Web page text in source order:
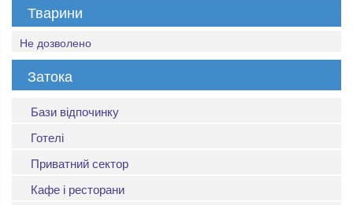
Тварини
Не дозволено
Затока
Бази відпочинку
Готелі
Приватний сектор
Кафе і ресторани